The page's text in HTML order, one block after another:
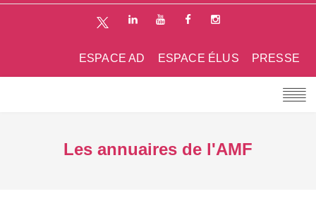
PRESSE
ESPACE ÉLUS
ESPACE AD
Les annuaires de l'AMF